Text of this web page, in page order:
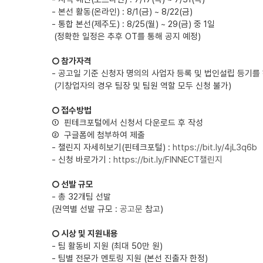
- 본선 활동(온라인) : 8/1(금) ~ 8/22(금)
- 통합 본선(제주도) : 8/25(월) ~ 29(금) 중 1일
(정확한 일정은 추후 OT를 통해 공지 예정)
○ 참가자격
- 공고일 기준 신청자 명의의 사업자 등록 및 법인설립 등기
(기창업자의 경우 팀장 및 팀원 역할 모두 신청 불가)
○ 접수방법
① 핀테크포털에서 신청서 다운로드 후 작성
② 구글폼에 첨부하여 제출
- 챌린지 자세히보기(핀테크포털) : https://bit.ly/4jL3q6b
- 신청 바로가기 : https://bit.ly/FINNECT챌린지
○ 선발 규모
- 총 32개팀 선발
(권역별 선발 규모 : 공고문 참고)
○ 시상 및 지원내용
- 팀 활동비 지원 (최대 50만 원)
- 팀별 전문가 멘토링 지원 (본선 진출자 한정)